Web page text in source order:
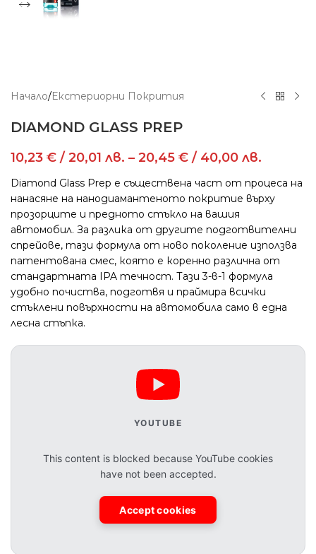
Начало/Екстериорни Покрития
DIAMOND GLASS PREP
10,23 € / 20,01 лв. – 20,45 € / 40,00 лв.
Diamond Glass Prep е съществена част от процеса на
нанасяне на нанодиамантеното покритие върху
прозорците и предното стъкло на вашия
автомобил. За разлика от другите подготвителни
спрейове, тази формула от ново поколение използва
патентована смес, която е коренно различна от
стандартната IPA течност. Тази 3-в-1 формула
удобно почиства, подготвя и праймира всички
стъклени повърхности на автомобила само в една
лесна стъпка.
YOUTUBE
This content is blocked because YouTube cookies
have not been accepted.
Accept cookies